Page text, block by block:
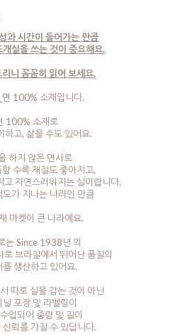
과 시간이 들어가는 만큼
실을 쓰는 것이 중요해요.
니 꼼꼼히 읽어 보세요.
100% 소재입니다.
100% 소재로
하고, 삶을 수도 있어요.
하지 않은 면사로
수록 재질도 좋아지고,
고 자연스러워지는 실이랍니다.
도가 지나는 나라인 만큼
마켓이 큰 나라예요.
는 Since 1938년 의
로 브라질에서 뛰어난 품질의
를 생산하고 있어요.
따로 실을 감는 것이 아닌
포장 및 라벨링이
입되어 중량 및 길이
뢰를 가질 수 있답니다.